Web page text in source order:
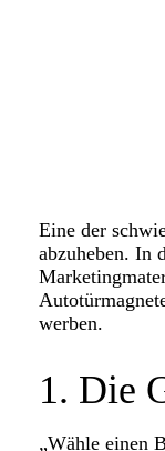
Eine der
abzuheben. In
werben.
1. Die
„Wähle einen